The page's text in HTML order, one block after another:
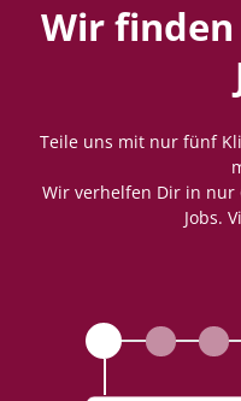
Wir
Teile uns mit nur fünf
Wir verhelfen Dir in nur
Jobs.